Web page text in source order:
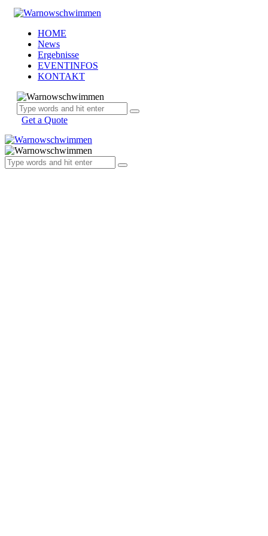
HOME
News
Ergebnisse
EVENTINFOS
KONTAKT
Get a Quote